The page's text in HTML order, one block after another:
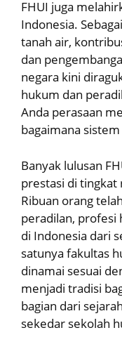
FHUI juga
Indonesia.
tanah air,
dan
negara kini
hukum dan
Anda perasaan
bagaimana
Banyak lulusan
prestasi di tingkat
Ribuan orang
peradilan, profesi
di Indonesia dari
satunya fakultas
dinamai sesuai
menjadi tradisi
bagian dari
sekedar sekolah